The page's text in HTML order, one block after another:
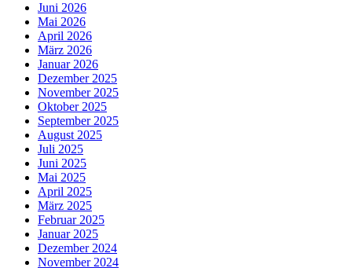
Juni 2026
Mai 2026
April 2026
März 2026
Januar 2026
Dezember 2025
November 2025
Oktober 2025
September 2025
August 2025
Juli 2025
Juni 2025
Mai 2025
April 2025
März 2025
Februar 2025
Januar 2025
Dezember 2024
November 2024